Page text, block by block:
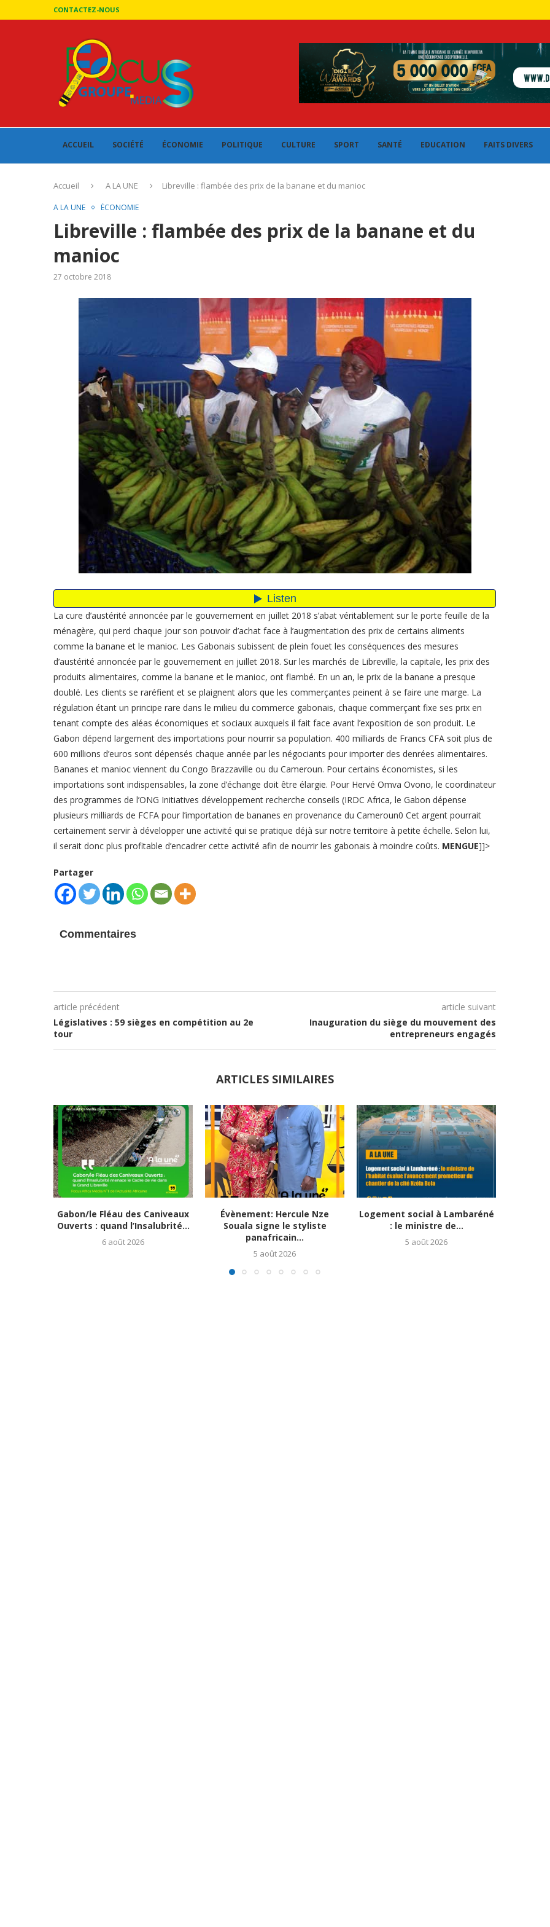
CONTACTEZ-NOUS
ACCUEIL SOCIÉTÉ ÉCONOMIE POLITIQUE CULTURE SPORT SANTÉ EDUCATION FAITS DIVERS
Accueil A LA UNE Libreville : flambée des prix de la banane et du manioc
A LA UNE ÉCONOMIE
Libreville : flambée des prix de la banane et du
manioc
27 octobre 2018
La cure d’austérité annoncée par le gouvernement en juillet 2018 s’abat véritablement sur le porte feuille de la
ménagère, qui perd chaque jour son pouvoir d’achat face à l’augmentation des prix de certains aliments
comme la banane et le manioc. Les Gabonais subissent de plein fouet les conséquences des mesures
d’austérité annoncée par le gouvernement en juillet 2018. Sur les marchés de Libreville, la capitale, les prix des
produits alimentaires, comme la banane et le manioc, ont flambé. En un an, le prix de la banane a presque
doublé. Les clients se raréfient et se plaignent alors que les commerçantes peinent à se faire une marge. La
régulation étant un principe rare dans le milieu du commerce gabonais, chaque commerçant fixe ses prix en
tenant compte des aléas économiques et sociaux auxquels il fait face avant l’exposition de son produit. Le
Gabon dépend largement des importations pour nourrir sa population. 400 milliards de Francs CFA soit plus de
600 millions d’euros sont dépensés chaque année par les négociants pour importer des denrées alimentaires.
Bananes et manioc viennent du Congo Brazzaville ou du Cameroun. Pour certains économistes, si les
importations sont indispensables, la zone d’échange doit être élargie. Pour Hervé Omva Ovono, le coordinateur
des programmes de l’ONG Initiatives développement recherche conseils (IRDC Africa, le Gabon dépense
plusieurs milliards de FCFA pour l’importation de bananes en provenance du Cameroun0 Cet argent pourrait
certainement servir à développer une activité qui se pratique déjà sur notre territoire à petite échelle. Selon lui,
il serait donc plus profitable d’encadrer cette activité afin de nourrir les gabonais à moindre coûts. MENGUE]]>
Partager
Commentaires
article précédent
Législatives : 59 sièges en compétition au 2e
tour
article suivant
Inauguration du siège du mouvement des
entrepreneurs engagés
ARTICLES SIMILAIRES
Gabon/le Fléau des Caniveaux
Ouverts : quand l’Insalubrité...
6 août 2026
Évènement: Hercule Nze
Souala signe le styliste
panafricain...
5 août 2026
Logement social à Lambaréné
: le ministre de...
5 août 2026